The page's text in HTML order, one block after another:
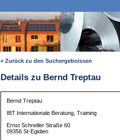
« Zurück zu den Suchergebnissen
Details zu Bernd Treptau
Bernd Treptau
IBT Internationale Beratung, Training
Ernst Schneller Straße 60
09356 St-Egidien